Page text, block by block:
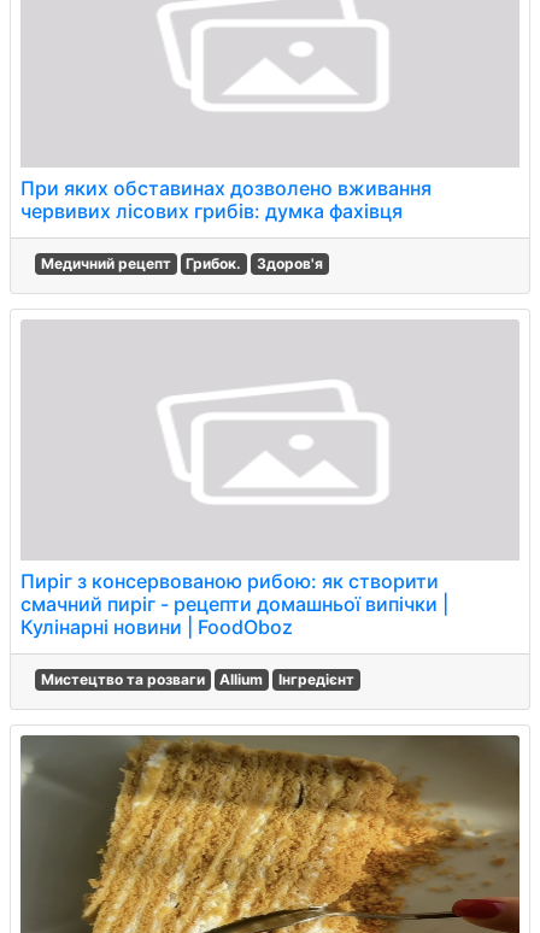
При яких обставинах дозволено вживання
червивих лісових грибів: думка фахівця
Медичний рецепт Грибок. Здоров'я
Пиріг з консервованою рибою: як створити
смачний пиріг - рецепти домашньої випічки |
Кулінарні новини | FoodOboz
Мистецтво та розваги Allium Інгредієнт